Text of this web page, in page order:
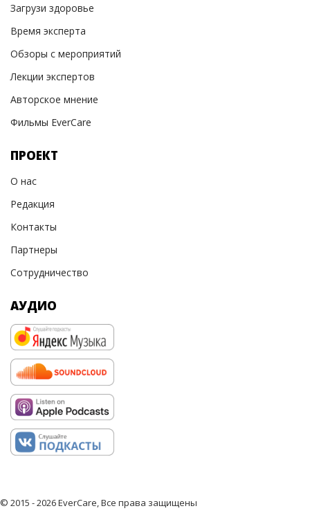
Загрузи здоровье
Время эксперта
Обзоры с мероприятий
Лекции экспертов
Авторское мнение
Фильмы EverCare
ПРОЕКТ
О нас
Редакция
Контакты
Партнеры
Сотрудничество
АУДИО
© 2015 - 2026 EverCare, Все права защищены